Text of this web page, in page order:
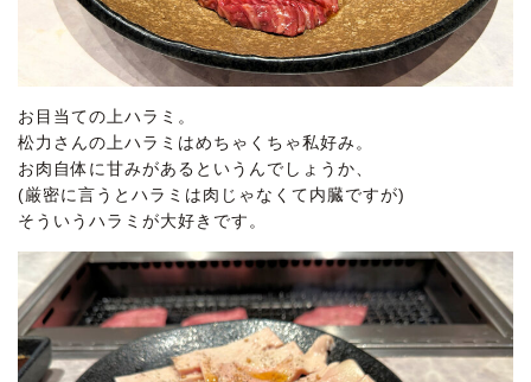
お目当ての上ハラミ。
松力さんの上ハラミはめちゃくちゃ私好み。
お肉自体に甘みがあるというんでしょうか、
(厳密に言うとハラミは肉じゃなくて内臓ですが)
そういうハラミが大好きです。